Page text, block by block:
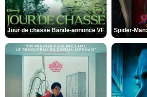
Jour de chasse Bande-annonce VF